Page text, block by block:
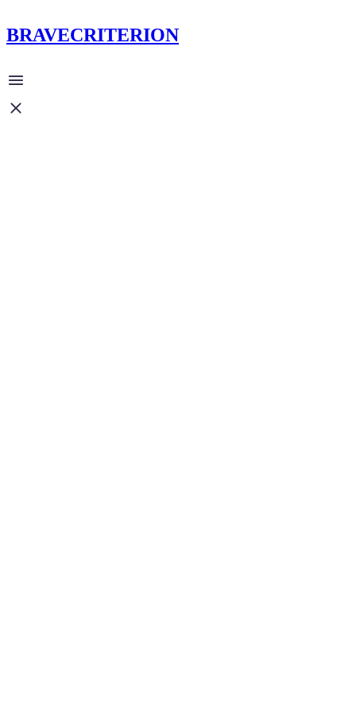
BRAVECRITERION